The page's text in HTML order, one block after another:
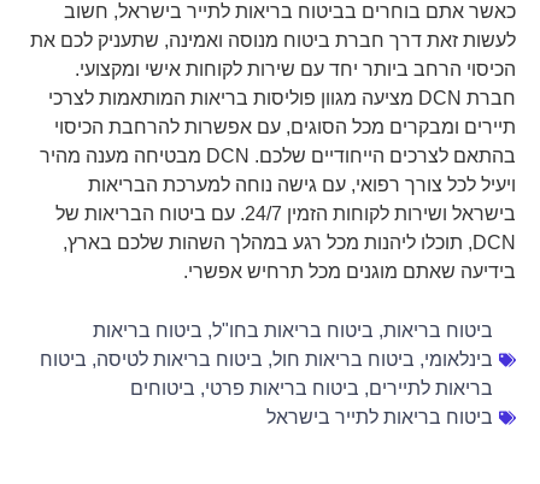
כאשר אתם בוחרים בביטוח בריאות לתייר בישראל, חשוב
לעשות זאת דרך חברת ביטוח מנוסה ואמינה, שתעניק לכם את
הכיסוי הרחב ביותר יחד עם שירות לקוחות אישי ומקצועי.
חברת DCN מציעה מגוון פוליסות בריאות המותאמות לצרכי
תיירים ומבקרים מכל הסוגים, עם אפשרות להרחבת הכיסוי
בהתאם לצרכים הייחודיים שלכם. DCN מבטיחה מענה מהיר
ויעיל לכל צורך רפואי, עם גישה נוחה למערכת הבריאות
בישראל ושירות לקוחות הזמין 24/7. עם ביטוח הבריאות של
DCN, תוכלו ליהנות מכל רגע במהלך השהות שלכם בארץ,
בידיעה שאתם מוגנים מכל תרחיש אפשרי.
ביטוח בריאות, ביטוח בריאות בחו"ל, ביטוח בריאות
בינלאומי, ביטוח בריאות חול, ביטוח בריאות לטיסה, ביטוח
בריאות לתיירים, ביטוח בריאות פרטי, ביטוחים
ביטוח בריאות לתייר בישראל